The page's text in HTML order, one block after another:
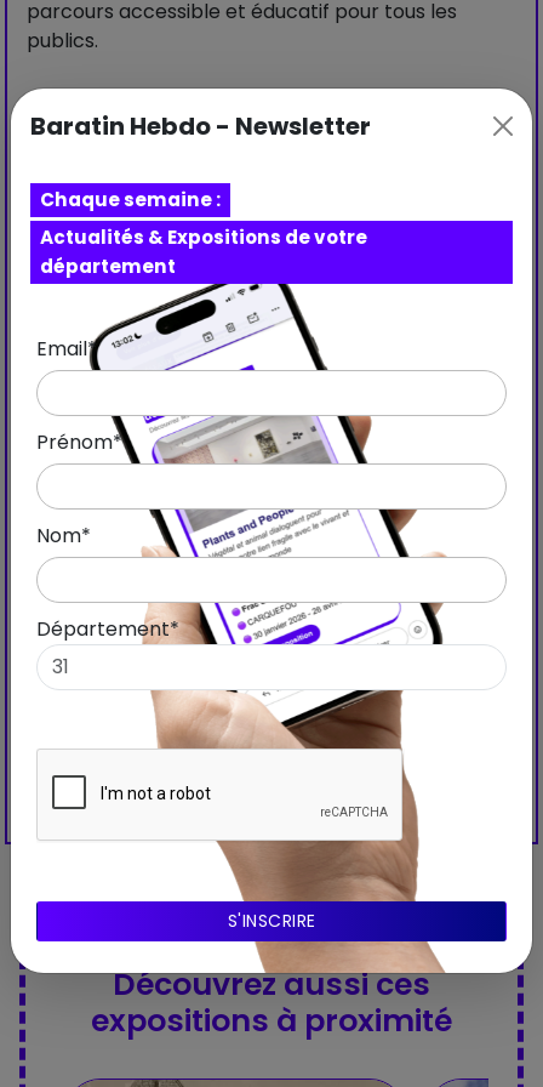
parcours accessible et éducatif pour tous les
publics.
Copier le lien
Découvrez aussi ces
expositions à proximité
Baratin Hebdo - Newsletter
Chaque semaine :
Actualités & Expositions de votre
département
Email*
Prénom*
Nom*
Département*